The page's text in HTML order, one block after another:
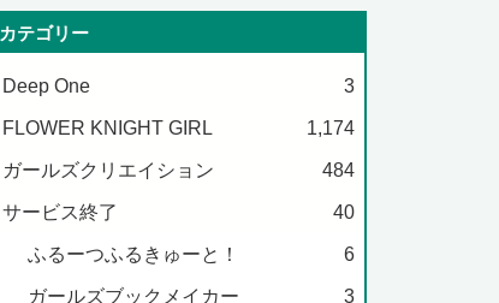
カテゴリー
Deep One 3
FLOWER KNIGHT GIRL 1,174
ガールズクリエイション 484
サービス終了 40
ふるーつふるきゅーと！ 6
ガールズブックメイカー 3